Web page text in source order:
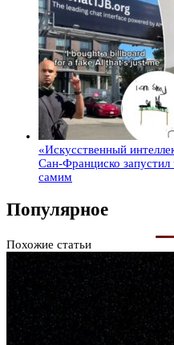
«Искусственный
Сан-Франциско запустил
самим
Популярное
Похожие статьи